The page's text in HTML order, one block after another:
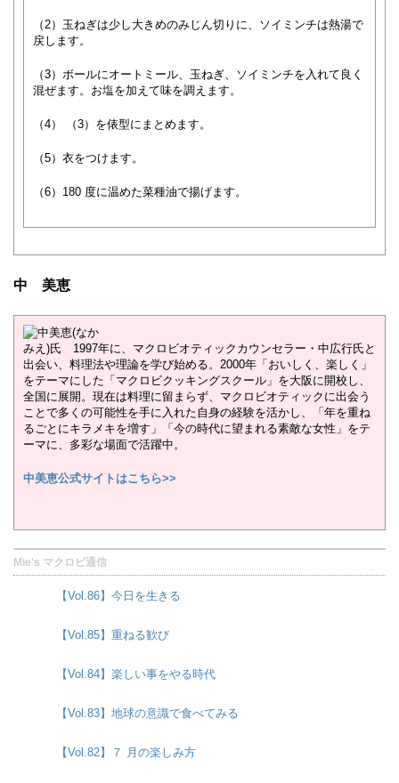
（2）玉ねぎは少し大きめのみじん切りに、ソイミンチは熱湯で
戻します。
（3）ボールにオートミール、玉ねぎ、ソイミンチを入れて良く
混ぜます。お塩を加えて味を調えます。
（4） （3）を俵型にまとめます。
（5）衣をつけます。
（6）180 度に温めた菜種油で揚げます。
中 美恵
中美恵(なか
みえ)氏 1997年に、マクロビオティックカウンセラー・中広行氏と
出会い、料理法や理論を学び始める。2000年「おいしく、楽しく」
をテーマにした「マクロビクッキングスクール」を大阪に開校し、
全国に展開。現在は料理に留まらず、マクロビオティックに出会う
ことで多くの可能性を手に入れた自身の経験を活かし、「年を重ね
るごとにキラメキを増す」「今の時代に望まれる素敵な女性」をテ
ーマに、多彩な場面で活躍中。
中美恵公式サイトはこちら>>
Mie's マクロビ通信
【Vol.86】今日を生きる
【Vol.85】重ねる歓び
【Vol.84】楽しい事をやる時代
【Vol.83】地球の意識で食べてみる
【Vol.82】７ 月の楽しみ方